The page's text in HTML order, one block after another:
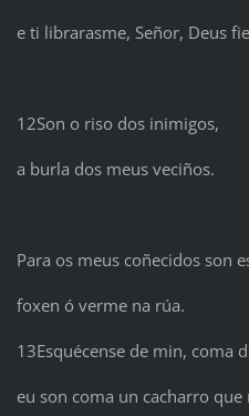
e ti librarasme, Señor, Deus
12Son o riso dos inimigos,
a burla dos meus veciños.
Para os meus coñecidos son
foxen ó verme na rúa.
13Esquécense de min, coma
eu son coma un cacharro que